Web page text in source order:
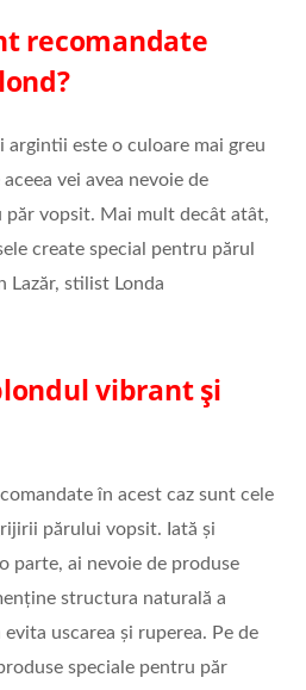
recomandate
argintii este o culoare mai greu
vei avea nevoie de
păr vopsit. Mai mult decât atât,
create special pentru părul
Lazăr, stilist Londa
vibrant şi
în acest caz sunt cele
părului vopsit. Iată și
parte, ai nevoie de produse
structura naturală a
uscarea şi ruperea. Pe de
speciale pentru păr